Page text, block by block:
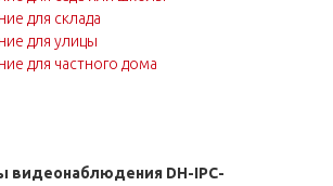
для склада
для улицы
для частного дома
видеонаблюдения DH-IPC-